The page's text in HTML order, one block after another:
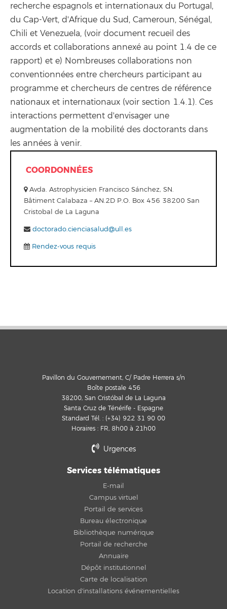
recherche espagnols et internationaux du Portugal,
du Cap-Vert, d'Afrique du Sud, Cameroun, Sénégal,
Chili et Venezuela, (voir document recueil des
accords et collaborations annexé au point 1.4 de ce
rapport) et e) Nombreuses collaborations non
conventionnées entre chercheurs participant au
programme et chercheurs de centres de référence
nationaux et internationaux (voir section 1.4.1). Ces
interactions permettent d'envisager une
augmentation de la mobilité des doctorants dans
les années à venir.
COORDONNÉES
Avda. Astrophysicien Francisco Sánchez, SN.
Bâtiment Calabaza – AN.2D P.O. Box 456 38200 San
Cristobal de La Laguna
doctorado.cienciasalud@ull.es
Rendez-vous requis
Pavillon du Gouvernement, C/ Padre Herrera s/n
Boîte postale 456
38200, San Cristóbal de La Laguna
Santa Cruz de Ténérife - Espagne
Standard Tél. : (+34) 922 31 90 00
Horaires : FR, 8h00 à 21h00
Urgences
Services télématiques
E-mail
Campus virtuel
Portail de services
Bureau électronique
Bibliothèque numérique
Portail de recherche
Annuaire
Dépôt institutionnel
Carte de localisation
Location d'installations événementielles